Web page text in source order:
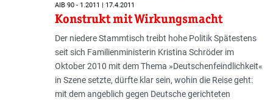
AIB 90 - 1.2011 | 17.4.2011
Konstrukt mit Wirkungsmacht
Der niedere Stammtisch treibt hohe Politik Spätestens
seit sich Familienministerin Kristina Schröder im
Oktober 2010 mit dem Thema »Deutschenfeindlichkeit«
in Szene setzte, dürfte klar sein, wohin die Reise geht:
mit dem angeblich gegen Deutsche gerichteten